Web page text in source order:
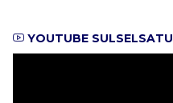
YOUTUBE SULSELSATU